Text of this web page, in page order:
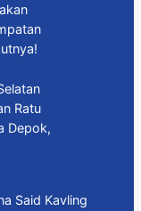
Ratu
Depok,
Said Kavling